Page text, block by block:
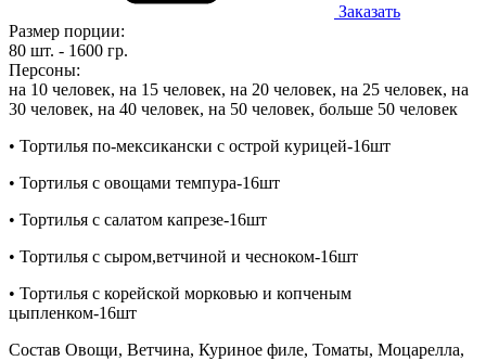
Заказать
Размер порции:
80 шт. - 1600 гр.
Персоны:
на 10 человек, на 15 человек, на 20 человек, на 25 человек, на
30 человек, на 40 человек, на 50 человек, больше 50 человек
• Тортилья по-мексикански с острой курицей-16шт
• Тортилья с овощами темпура-16шт
• Тортилья с салатом капрезе-16шт
• Тортилья с сыром,ветчиной и чесноком-16шт
• Тортилья с корейской морковью и копченым
цыпленком-16шт
Состав Овощи, Ветчина, Куриное филе, Томаты, Моцарелла,